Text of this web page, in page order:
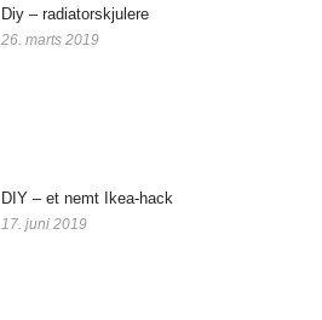
Diy – radiatorskjulere
26. marts 2019
DIY – et nemt Ikea-hack
17. juni 2019